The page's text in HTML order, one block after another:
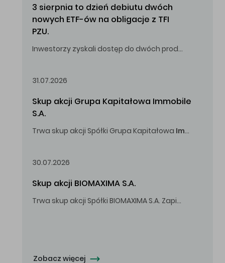
3 sierpnia to dzień debiutu dwóch
nowych ETF-ów na obligacje z TFI
PZU.
Inwestorzy zyskali dostęp do dwóch produktów umożliwiających inwestowanie w obligacje skarbowe.
31.07.2026
Skup akcji Grupa Kapitałowa Immobile
S.A.
Trwa skup akcji Spółki Grupa Kapitałowa Immobile
30.07.2026
Skup akcji BIOMAXIMA S.A.
Trwa skup akcji Spółki BIOMAXIMA S.A. Zapisy do 4 sierpnia 2026 r. do godz. 16.00.
Zobacz więcej